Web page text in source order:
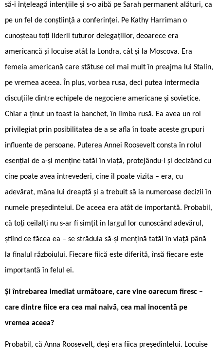
să-i înțeleagă intențiile și s-o aibă pe Sarah permanent alături, ca
pe un fel de conștiință a conferinței. Pe Kathy Harriman o
cunoșteau toți liderii tuturor delegațiilor, deoarece era
americancă și locuise atât la Londra, cât și la Moscova. Era
femeia americană care stătuse cel mai mult în preajma lui Stalin,
pe vremea aceea. În plus, vorbea rusa, deci putea intermedia
discuțiile dintre echipele de negociere americane și sovietice.
Chiar a ținut un toast la banchet, în limba rusă. Ea avea un rol
privilegiat prin posibilitatea de a se afla în toate aceste grupuri
influente de persoane. Puterea Annei Roosevelt consta în rolul
esențial de a-și menține tatăl în viață, protejându-l și decizând cu
cine poate avea întrevederi, cine îl poate vizita – era, cu
adevărat, mâna lui dreaptă și a trebuit să ia numeroase decizii în
numele președintelui. De aceea era atât de importantă. Probabil,
că toți ceilalți nu s-ar fi simțit în largul lor cunoscând adevărul,
știind ce făcea ea – se străduia să-și mențină tatăl în viață până
la finalul războiului. Fiecare fiică este diferită, însă fiecare este
importantă în felul ei.
Și întrebarea imediat următoare, care vine oarecum firesc –
care dintre fiice era cea mai naivă, cea mai inocentă pe
vremea aceea?
Probabil, că Anna Roosevelt, deși era fiica președintelui. Locuise